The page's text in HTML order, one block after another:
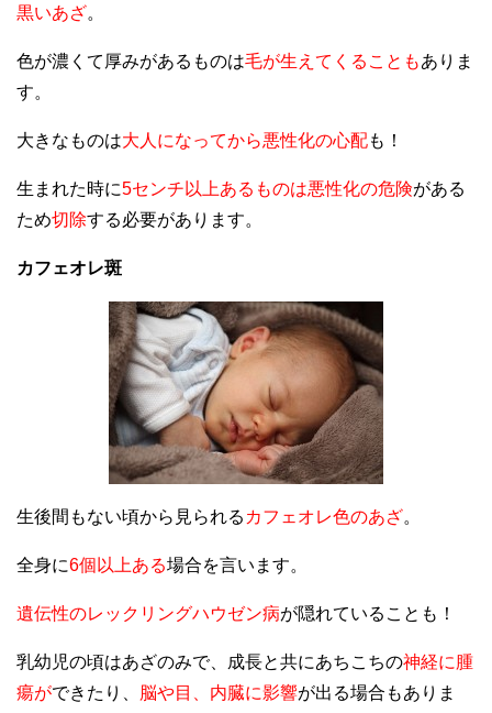
黒いあざ。
色が濃くて厚みがあるものは毛が生えてくることもありま
す。
大きなものは大人になってから悪性化の心配も！
生まれた時に5センチ以上あるものは悪性化の危険がある
ため切除する必要があります。
カフェオレ斑
生後間もない頃から見られる カフェオレ色のあざ。
全身に6個以上ある場合を言います。
遺伝性のレックリングハウゼン病が隠れていることも！
乳幼児の頃はあざのみで、成長と共にあちこちの神経に腫
瘍ができたり、 脳や目、内臓に影響が出る場合もありま